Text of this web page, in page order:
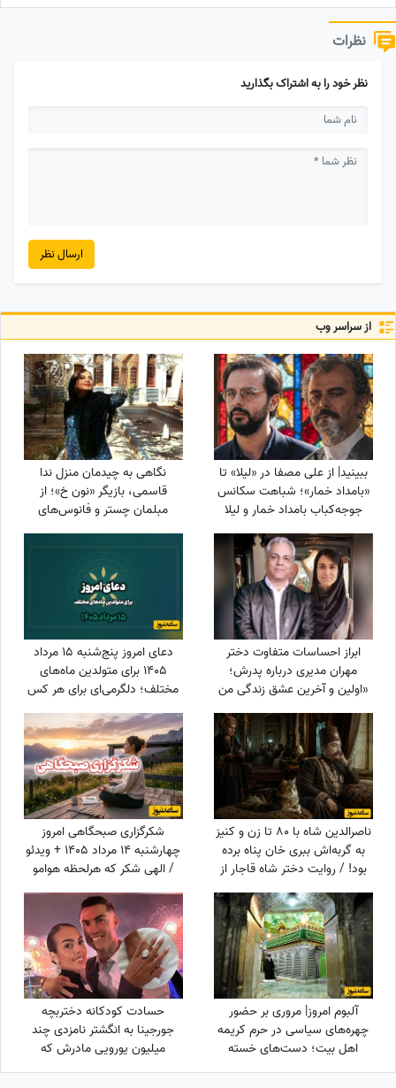
نظرات
نظر خود را به اشتراک بگذارید
ارسال نظر
از سراسر وب
ببینید| از علی مصفا در «لیلا» تا
«بامداد خمار»؛ شباهت سکانس
جوجه‌کباب بامداد خمار و لیلا
سوژه شد
نگاهی به چیدمان منزل ندا
قاسمی، بازیگر «نون خ»؛ از
مبلمان چستر و فانوس‌های
دکوراتیو تا کابینت شیشه‌ای و
ابراز احساسات متفاوت دختر
مهران مدیری درباره پدرش؛
«اولین و آخرین عشق زندگی من
بابامه» + ویدئو
دعای امروز پنج‌شنبه 15 مرداد
1405 برای متولدین ماه‌های
مختلف؛ دلگرمی‌ای برای هر کس
که در آرزوها و نیازهای زندگی
مانده است
ناصرالدین شاه با 80 تا زن و کنیز
به گربه‌اش ببری خان پناه برده
بود! / روایت دختر شاه قاجار از
لایه‌های پنهان حرمسرای شاهی
شکرگزاری صبحگاهی امروز
چهارشنبه 14 مرداد 1405 + ویدئو
/ الهی شکر که هرلحظه هوامو
داشتی؛ حتی لحظاتی که خودم
خودمو فراموش کرده بودم
آلبوم امروز| مروری بر حضور
چهره‌های سیاسی در حرم کریمه
اهل بیت؛ دست‌های خسته
سیاستمداران، گره‌خورده به ضریح
حسادت کودکانه دختربچه
جورجینا به انگشتر نامزدی چند
میلیون یورویی مادرش که
رونالدو به او هدیه داده بود!